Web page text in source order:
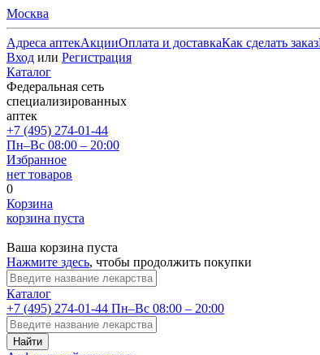
Москва
Адреса аптекАкцииОплата и доставкаКак сделать заказ
Вход или Регистрация
Каталог
Федеральная сеть
специализированных
аптек
+7 (495) 274-01-44
Пн–Вс 08:00 – 20:00
Избранное
нет товаров
0
Корзина
корзина пуста
Ваша корзина пуста
Нажмите здесь, чтобы продолжить покупки
Каталог
+7 (495) 274-01-44 Пн–Вс 08:00 – 20:00
Найти